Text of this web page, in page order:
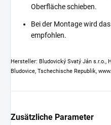
Oberfläche schieben.
Bei der Montage wird
empfohlen.
Hersteller: Bludovický Svatý Ján s.r.o.,
Bludovice, Tschechische Republik,
Zusätzliche Parameter